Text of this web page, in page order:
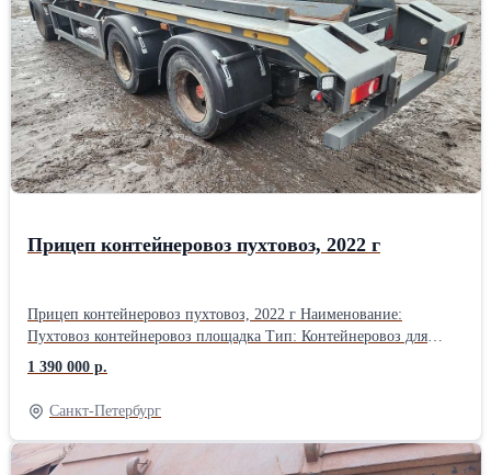
Прицеп контейнеровоз пухтовоз, 2022 г
Прицеп контейнеровоз пухтовоз, 2022 г Наименование:
Пухтовоз контейнеровоз площадка Тип: Контейнеровоз для
перевозки сменных кузовов Вид: Универсальный грузовой
прицеп бункеровоз Марка / модель: Строймаш-Сервис 899030
Год выпуска: 2021 (эксплуатация с 2022 г) Пробег: 200000 км
Технические характеристики Stroymash-Service Разрешенная
макс. масса: 30000 кг Эксплуатационная масса (вес): 5000 кг Тип
подвески: Пневматическая Количество осей: 3 Остаточный
1 390 000 р.
Санкт-Петербург